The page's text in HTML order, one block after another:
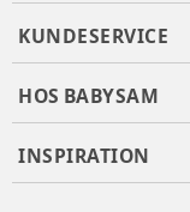
KUNDESERVICE
HOS BABYSAM
INSPIRATION